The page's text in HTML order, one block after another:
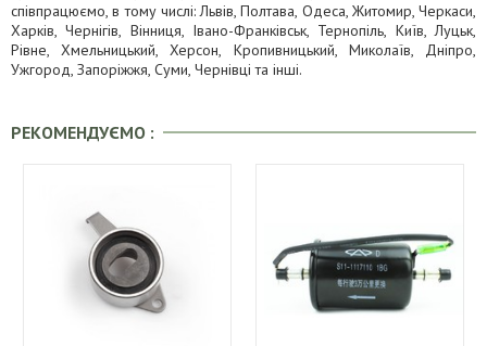
співпрацюємо, в тому числі: Львів, Полтава, Одеса, Житомир, Черкаси,
Харків, Чернігів, Вінниця, Івано-Франківськ, Тернопіль, Київ, Луцьк,
Рівне, Хмельницький, Херсон, Кропивницький, Миколаїв, Дніпро,
Ужгород, Запоріжжя, Суми, Чернівці та інші.
РЕКОМЕНДУЄМО :